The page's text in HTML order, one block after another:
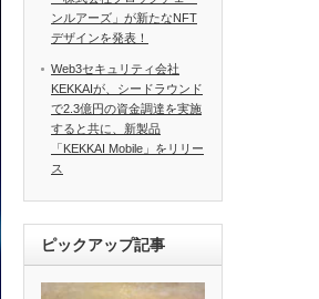
ンルアーズ」が新たなNFT
デザインを発表！
Web3セキュリティ会社
KEKKAIが、シードラウンド
で2.3億円の資金調達を実施
すると共に、新製品
「KEKKAI Mobile」をリリー
ス
ピックアップ記事